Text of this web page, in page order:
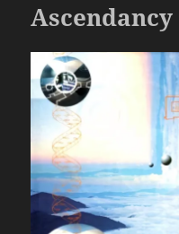
Ascendancy